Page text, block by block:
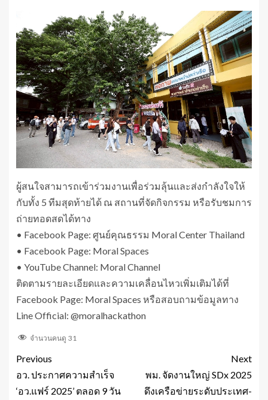
ผู้สนใจสามารถเข้าร่วมงานเพื่อร่วมลุ้นและส่งกำลังใจให้
กับทั้ง 5 ทีมสุดท้ายได้ ณ สถานที่จัดกิจกรรม หรือรับชมการ
ถ่ายทอดสดได้ทาง
• Facebook Page: ศูนย์คุณธรรม Moral Center Thailand
• Facebook Page: Moral Spaces
• YouTube Channel: Moral Channel
ติดตามรายละเอียดและความเคลื่อนไหวเพิ่มเติมได้ที่
Facebook Page: Moral Spaces หรือสอบถามข้อมูลทาง
Line Official: @moralhackathon
จำนวนคนดู 31
Previous
อว. ประกาศความสำเร็จ
‘อว.แฟร์ 2025’ ตลอด 9 วัน
Next
พม. จัดงานใหญ่ SDx 2025
ดึงเครือข่ายระดับประเทศ-